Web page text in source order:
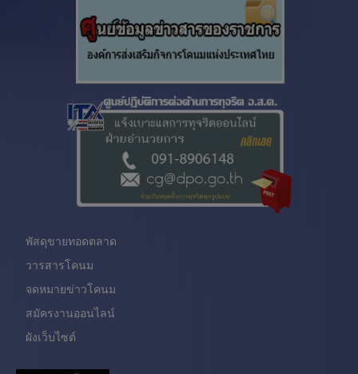
พัสดุขายทอดตลาด
วารสารโคนม
จดหมายข่าวโคนม
สมัครงานออนไลน์
ผังเว็บไซต์